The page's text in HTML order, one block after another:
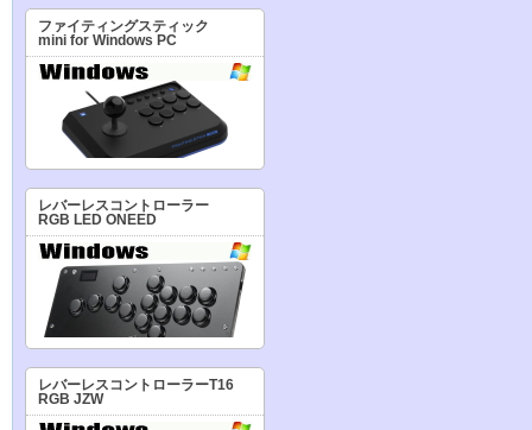
ファイティングスティック
mini for Windows PC
レバーレスコントローラー
RGB LED ONEED
レバーレスコントローラーT16
RGB JZW